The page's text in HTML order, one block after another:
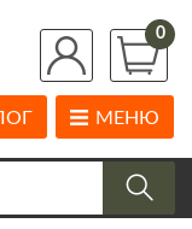
0
МЕНЮ